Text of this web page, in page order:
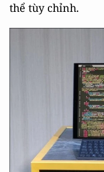
thể tùy chỉnh.